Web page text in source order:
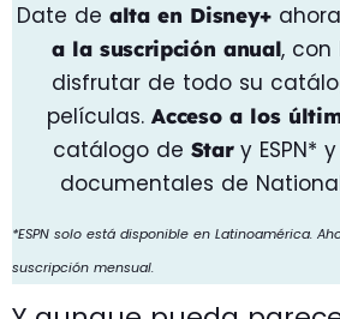
Date de alta en Disney+
a la suscripción anual, con
disfrutar de todo su
películas.Acceso a los
catálogo de Stary ESPN*
documentales de
*ESPN solo está disponible en Latinoamérica.
suscripción mensual.